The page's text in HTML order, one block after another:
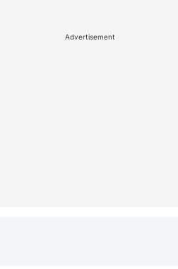
Advertisement